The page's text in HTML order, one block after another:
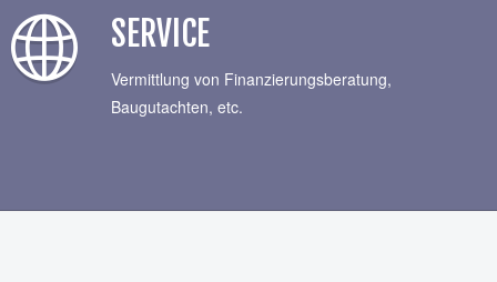
SERVICE
Vermittlung von Finanzierungsberatung,
Baugutachten, etc.